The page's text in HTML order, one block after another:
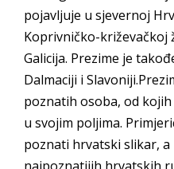
pojavljuje u sjevernoj
Koprivničko-križevačkoj
Galicija. Prezime je
Dalmaciji i
poznatih osoba, od
u svojim poljima.
poznati hrvatski slikar, a